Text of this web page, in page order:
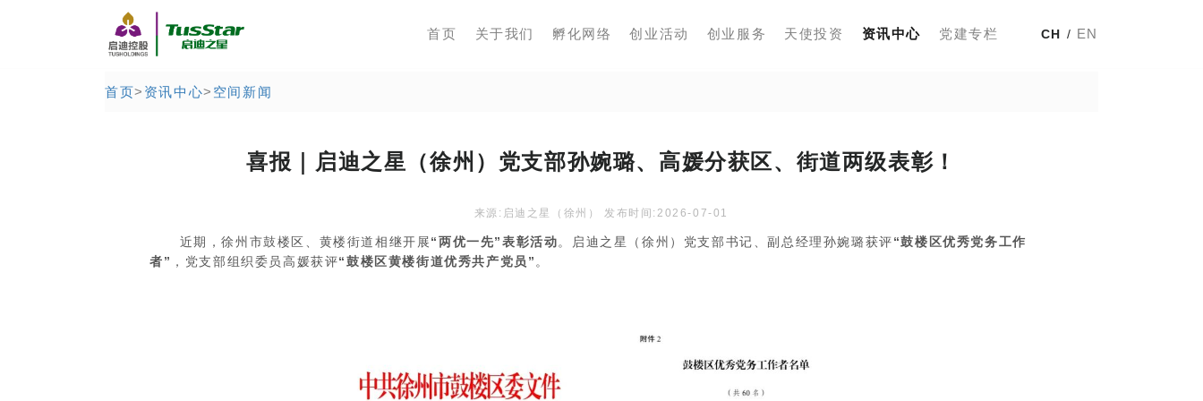
首页 关于我们 孵化网络 创业活动 创业服务 天使投资 资讯中心 党建专栏 CH / EN
首页> 资讯中心> 空间新闻
喜报｜启迪之星（徐州）党支部孙婉璐、高媛分获区、街道两级表彰！
来源:启迪之星（徐州） 发布时间:2026-07-01
近期，徐州市鼓楼区、黄楼街道相继开展“两优一先”表彰活动。启迪之星（徐州）党支部书记、副总经理孙婉璐获评“鼓楼区优秀党务工作
者” ，党支部组织委员高媛获评“鼓楼区黄楼街道优秀共产党员” 。